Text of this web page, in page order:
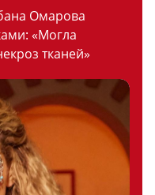
Омарова
«Могла
тканей»